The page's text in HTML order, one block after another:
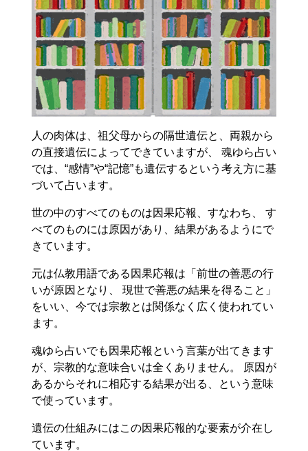
人の肉体は、祖父母からの隔世遺伝と、両親から
の直接遺伝によってできていますが、 魂ゆら占い
では、“感情”や“記憶”も遺伝するという考え方に基
づいて占います。
世の中のすべてのものは因果応報、すなわち、 す
べてのものには原因があり、結果があるようにで
きています。
元は仏教用語である因果応報は「前世の善悪の行
いが原因となり、 現世で善悪の結果を得ること」
をいい、今では宗教とは関係なく広く使われてい
ます。
魂ゆら占いでも因果応報という言葉が出てきます
が、宗教的な意味合いは全くありません。 原因が
あるからそれに相応する結果が出る、という意味
で使っています。
遺伝の仕組みにはこの因果応報的な要素が介在し
ています。